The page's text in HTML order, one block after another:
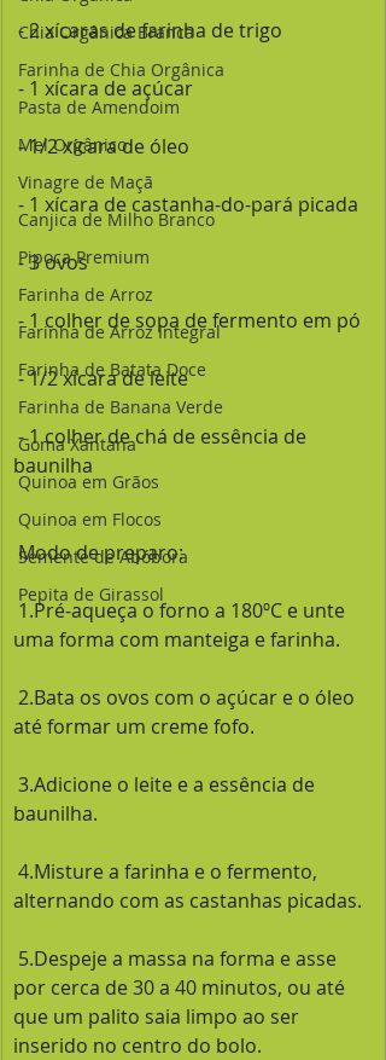
Chia Orgânica Branca
Farinha de Chia Orgânica
Pasta de Amendoim
Mel Orgânico
Vinagre de Maçã
Canjica de Milho Branco
Pipoca Premium
Farinha de Arroz
Farinha de Arroz Integral
Farinha de Batata Doce
Farinha de Banana Verde
Goma Xantana
Quinoa em Grãos
Quinoa em Flocos
Semente de Abóbora
Pepita de Girassol
- 2 xícaras de farinha de trigo
- 1 xícara de açúcar
- 1/2 xícara de óleo
- 1 xícara de castanha-do-pará picada
- 3 ovos
- 1 colher de sopa de fermento em pó
- 1/2 xícara de leite
baunilha
Modo de preparo:
uma forma com manteiga e farinha.
até formar um creme fofo.
baunilha.
alternando com as castanhas picadas.
por cerca de 30 a 40 minutos, ou até
que um palito saia limpo ao ser
inserido no centro do bolo.